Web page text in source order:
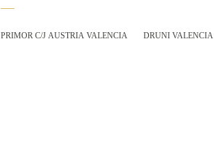
PRIMOR C/J AUSTRIA VALENCIA DRUNI VALENCIA